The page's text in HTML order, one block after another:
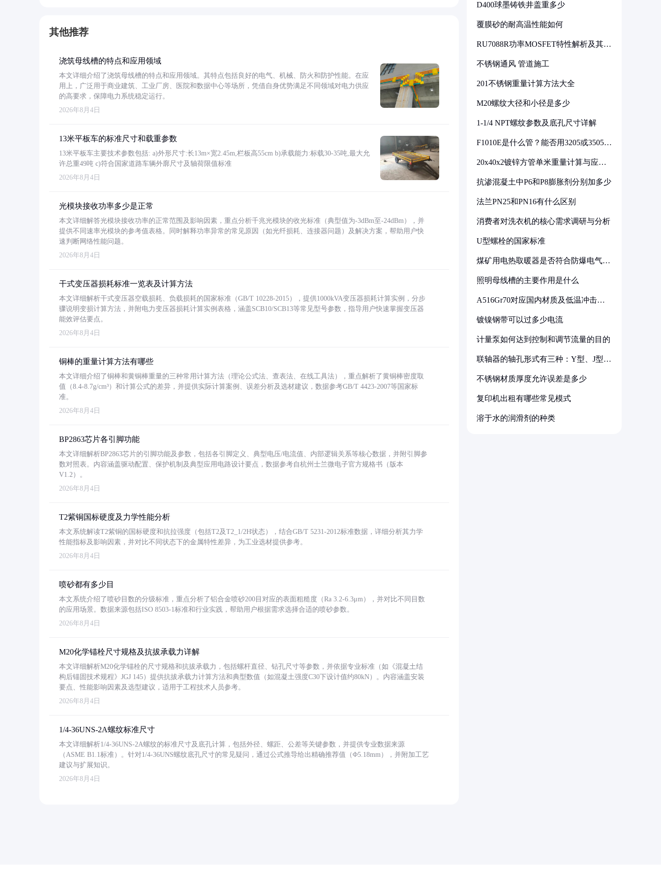
其他推荐
浇筑母线槽的特点和应用领域
本文详细介绍了浇筑母线槽的特点和应用领域。其特点包括良好的电气、机械、防火和防护性能。在应
用上，广泛用于商业建筑、工业厂房、医院和数据中心等场所，凭借自身优势满足不同领域对电力供应
的高要求，保障电力系统稳定运行。
2026年8月4日
13米平板车的标准尺寸和载重参数
13米平板车主要技术参数包括: a)外形尺寸:长13m×宽2.45m,栏板高55cm b)承载能力:标载30-35吨,最大允
许总重49吨 c)符合国家道路车辆外廓尺寸及轴荷限值标准
2026年8月4日
光模块接收功率多少是正常
本文详细解答光模块接收功率的正常范围及影响因素，重点分析千兆光模块的收光标准（典型值为-3dBm至-24dBm），并
提供不同速率光模块的参考值表格。同时解释功率异常的常见原因（如光纤损耗、连接器问题）及解决方案，帮助用户快
速判断网络性能问题。
2026年8月4日
干式变压器损耗标准一览表及计算方法
本文详细解析干式变压器空载损耗、负载损耗的国家标准（GB/T 10228-2015），提供1000kVA变压器损耗计算实例，分步
骤说明变损计算方法，并附电力变压器损耗计算实例表格，涵盖SCB10/SCB13等常见型号参数，指导用户快速掌握变压器
能效评估要点。
2026年8月4日
铜棒的重量计算方法有哪些
本文详细介绍了铜棒和黄铜棒重量的三种常用计算方法（理论公式法、查表法、在线工具法），重点解析了黄铜棒密度取
值（8.4-8.7g/cm³）和计算公式的差异，并提供实际计算案例、误差分析及选材建议，数据参考GB/T 4423-2007等国家标
准。
2026年8月4日
BP2863芯片各引脚功能
本文详细解析BP2863芯片的引脚功能及参数，包括各引脚定义、典型电压/电流值、内部逻辑关系等核心数据，并附引脚参
数对照表。内容涵盖驱动配置、保护机制及典型应用电路设计要点，数据参考自杭州士兰微电子官方规格书（版本
V1.2）。
2026年8月4日
T2紫铜国标硬度及力学性能分析
本文系统解读T2紫铜的国标硬度和抗拉强度（包括T2及T2_1/2H状态），结合GB/T 5231-2012标准数据，详细分析其力学
性能指标及影响因素，并对比不同状态下的金属特性差异，为工业选材提供参考。
2026年8月4日
喷砂都有多少目
本文系统介绍了喷砂目数的分级标准，重点分析了铝合金喷砂200目对应的表面粗糙度（Ra 3.2-6.3μm），并对比不同目数
的应用场景。数据来源包括ISO 8503-1标准和行业实践，帮助用户根据需求选择合适的喷砂参数。
2026年8月4日
M20化学锚栓尺寸规格及抗拔承载力详解
本文详细解析M20化学锚栓的尺寸规格和抗拔承载力，包括螺杆直径、钻孔尺寸等参数，并依据专业标准（如《混凝土结
构后锚固技术规程》JGJ 145）提供抗拔承载力计算方法和典型数值（如混凝土强度C30下设计值约80kN）。内容涵盖安装
要点、性能影响因素及选型建议，适用于工程技术人员参考。
2026年8月4日
1/4-36UNS-2A螺纹标准尺寸
本文详细解析1/4-36UNS-2A螺纹的标准尺寸及底孔计算，包括外径、螺距、公差等关键参数，并提供专业数据来源
（ASME B1.1标准）。针对1/4-36UNS螺纹底孔尺寸的常见疑问，通过公式推导给出精确推荐值（Φ5.18mm），并附加工艺
建议与扩展知识。
2026年8月4日
D400球墨铸铁井盖重多少
覆膜砂的耐高温性能如何
RU7088R功率MOSFET特性解析及其在
不锈钢通风 管道施工
201不锈钢重量计算方法大全
M20螺纹大径和小径是多少
1-1/4 NPT螺纹参数及底孔尺寸详解
F1010E是什么管？能否用3205或3505代
20x40x2镀锌方管单米重量计算与应用
抗渗混凝土中P6和P8膨胀剂分别加多少
法兰PN25和PN16有什么区别
消费者对洗衣机的核心需求调研与分析
U型螺栓的国家标准
煤矿用电热取暖器是否符合防爆电气设
照明母线槽的主要作用是什么
A516Gr70对应国内材质及低温冲击要
镀镍钢带可以过多少电流
计量泵如何达到控制和调节流量的目的
联轴器的轴孔形式有三种：Y型、J型、
不锈钢材质厚度允许误差是多少
复印机出租有哪些常见模式
溶于水的润滑剂的种类